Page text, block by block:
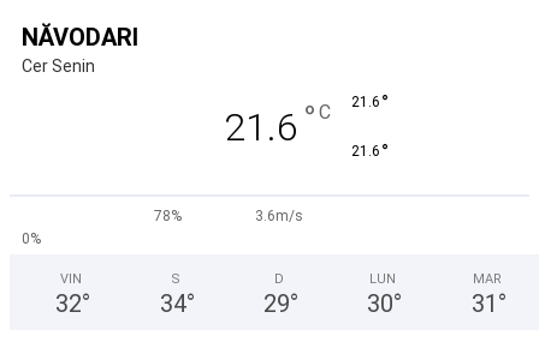
NĂVODARI
Cer Senin
21.6 ° C 21.6 °
21.6 °
78%
3.6m/s
0%
VIN
32°
S
34°
D
29°
LUN
30°
MAR
31 °